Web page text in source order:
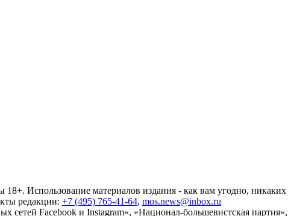
Использование материалов издания - как вам угодно, никаких
редакции: +7 (495) 765-41-64, mos.news@inbox.ru
Facebook и Instagram», «Национал-большевистская партия»,